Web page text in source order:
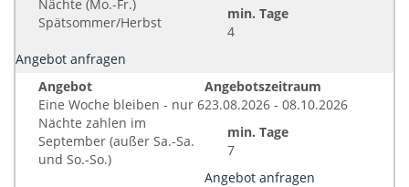
Nächte (Mo.-Fr.)
Spätsommer/Herbst
min. Tage
4
Angebot anfragen
Angebot
Eine Woche bleiben - nur 6
Nächte zahlen im
September (außer Sa.-Sa.
und So.-So.)
Angebotszeitraum
23.08.2026 - 08.10.2026
min. Tage
7
Angebot anfragen